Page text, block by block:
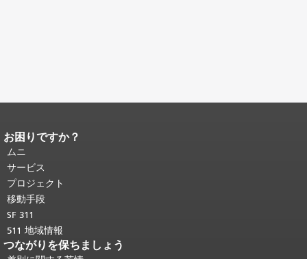
ページコンテンツの終わり。
ジの残りの部分はすべてのページで繰
り返されます。
頭に戻る。
お困りですか？
ムニ
サービス
プロジェクト
移動手段
SF 311
511 地域情報
つながりを保ちましょう